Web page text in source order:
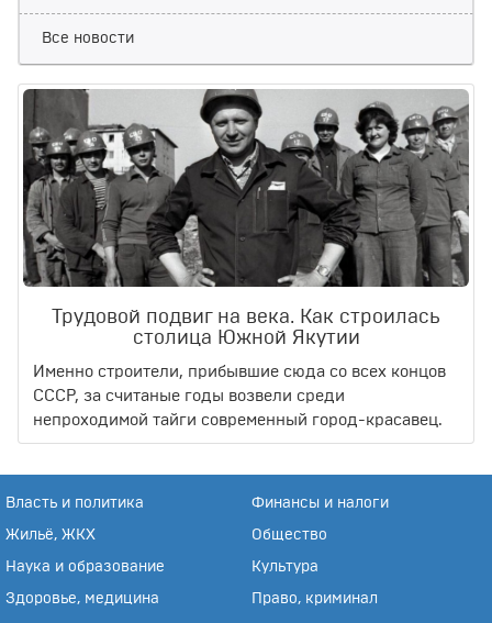
Все новости
Трудовой подвиг на века. Как строилась
столица Южной Якутии
Именно строители, прибывшие сюда со всех концов
СССР, за считаные годы возвели среди
непроходимой тайги современный город-красавец.
Власть и политика Финансы и налоги
Жильё, ЖКХ Общество
Наука и образование Культура
Здоровье, медицина Право, криминал